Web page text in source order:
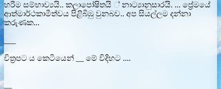
හරිම සම්භාව්‍යයි.. කලාපෝෂිතයි ් නාට්‍යානුසාරයි. ... ප්‍රේමයේ
ආත්මාර්ථකාමීත්වය පිළිබිඹු වුනබව.. අප සියල්ලම දන්නා
කරුණක...
චිත්‍රපට ය කෙටියෙන් __ මේ විදිහට ....